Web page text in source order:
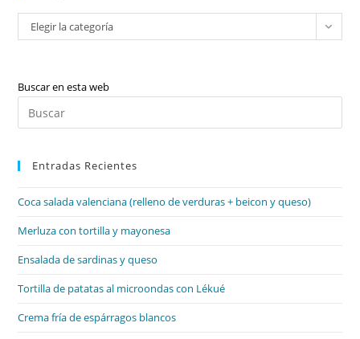
Categorías
Elegir la categoría
Buscar en esta web
Entradas Recientes
Coca salada valenciana (relleno de verduras + beicon y queso)
Merluza con tortilla y mayonesa
Ensalada de sardinas y queso
Tortilla de patatas al microondas con Lékué
Crema fría de espárragos blancos